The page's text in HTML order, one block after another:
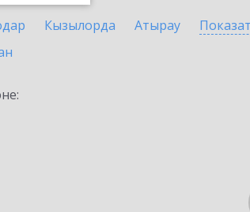
Кызылорда Атырау